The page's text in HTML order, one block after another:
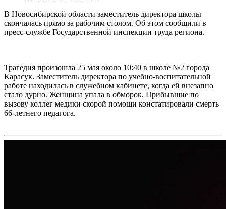
В Новосибирской области заместитель директора школы
скончалась прямо за рабочим столом. Об этом сообщили в
пресс-службе Государственной инспекции труда региона.
Трагедия произошла 25 мая около 10:40 в школе №2 города
Карасук. Заместитель директора по учебно-воспитательной
работе находилась в служебном кабинете, когда ей внезапно
стало дурно. Женщина упала в обморок. Прибывшие по
вызову коллег медики скорой помощи констатировали смерть
66-летнего педагога.